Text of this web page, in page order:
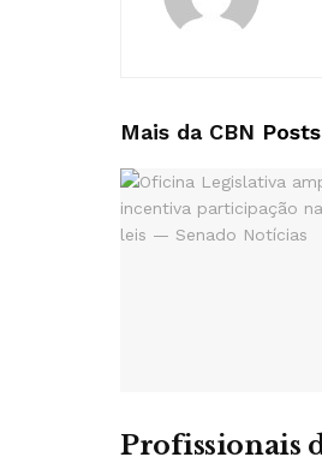
Mais da CBN Posts
Profissionais